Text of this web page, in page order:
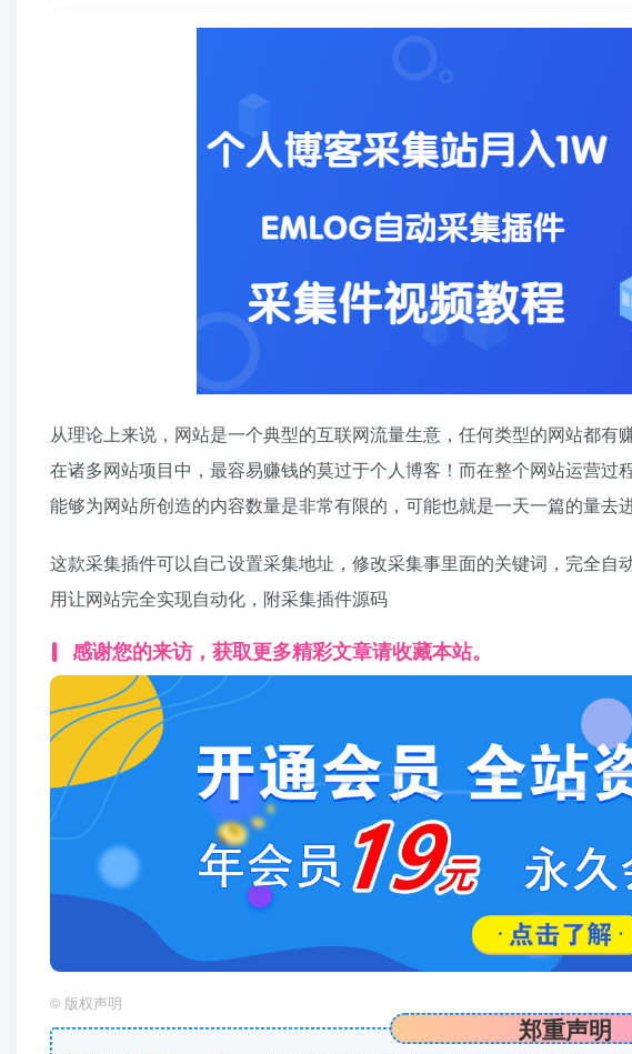
从理论上来说，网站是一个典型的互联网流量生意，任何类型的网站都有
在诸多网站项目中，最容易赚钱的莫过于个人博客！而在整个网站运营
能够为网站所创造的内容数量是非常有限的，可能也就是一天一篇的量去
这款采集插件可以自己设置采集地址，修改采集事里面的关键词，完全
用让网站完全实现自动化，附采集插件源码
感谢您的来访，获取更多精彩文章请收藏本站。
© 版权声明
郑重声明